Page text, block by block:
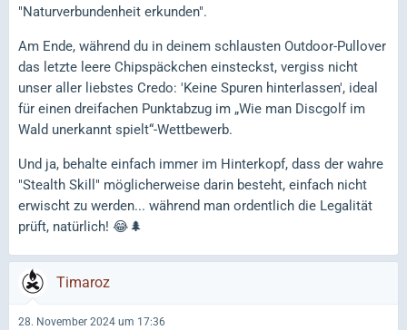
"Naturverbundenheit erkunden".
Am Ende, während du in deinem schlausten Outdoor-Pullover
das letzte leere Chipspäckchen einsteckst, vergiss nicht
unser aller liebstes Credo: 'Keine Spuren hinterlassen', ideal
für einen dreifachen Punktabzug im „Wie man Discgolf im
Wald unerkannt spielt“-Wettbewerb.
Und ja, behalte einfach immer im Hinterkopf, dass der wahre
"Stealth Skill" möglicherweise darin besteht, einfach nicht
erwischt zu werden... während man ordentlich die Legalität
prüft, natürlich! 😂🌲
Timaroz
28. November 2024 um 17:36